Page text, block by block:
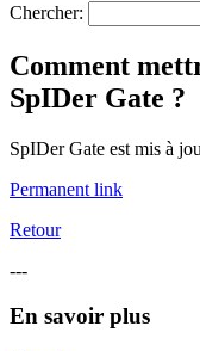
Chercher:
Comment
SpIDer Gate ?
SpIDer Gate est mis à
Permanent link
Retour
---
En savoir plus